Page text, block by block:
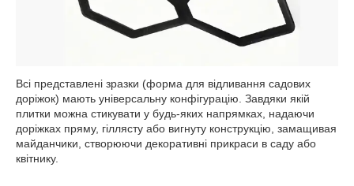
Всі представлені зразки (форма для відливання садових
доріжок) мають універсальну конфігурацію. Завдяки якій
плитки можна стикувати у будь-яких напрямках, надаючи
доріжках пряму, гіллясту або вигнуту конструкцію, замащивая
майданчики, створюючи декоративні прикраси в саду або
квітнику.